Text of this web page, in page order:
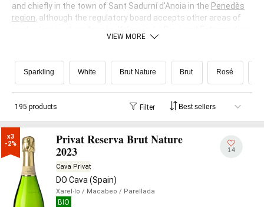
and chiefly in the town of Sant Sadurní d'Anoia in the Penedès
region, although the regulatory board accepts other areas of
VIEW MORE
Sparkling White Brut Nature Brut Rosé
195 products Filter
x3
-2%
Privat Reserva Brut Nature
2023
Cava Privat
DO Cava (Spain)
Xarel·lo / Macabeo / Parellada
BIO
14